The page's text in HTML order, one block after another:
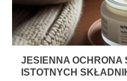
JESIENNA OCHRONA
ISTOTNYCH